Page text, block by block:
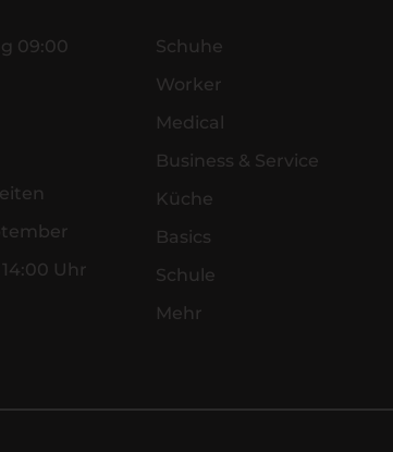
09:00
Uhr
Schuhe
Worker
Medical
Business & Service
Küche
Basics
Schule
Mehr